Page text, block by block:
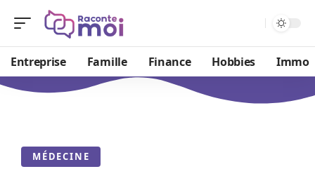
Entreprise Famille Finance Hobbies Immo
MÉDECINE